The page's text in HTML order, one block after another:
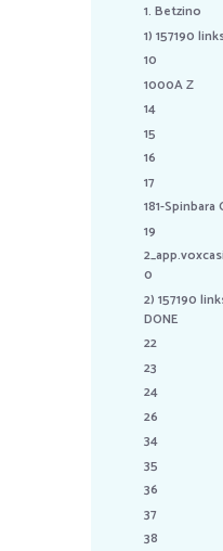
1. Betzino
1) 157190
10
1000A Z
14
15
16
17
181-Spinbara
19
0
2) 157190
DONE
22
23
24
26
34
35
36
37
38